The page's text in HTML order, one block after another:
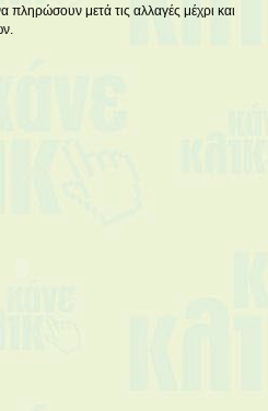
πληρώσουν μετά τις αλλαγές μέχρι και